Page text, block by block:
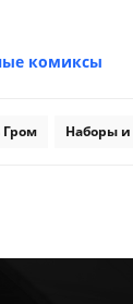
комиксы
Наборы